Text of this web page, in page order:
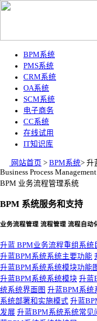
BPM系统
PMS系统
CRM系统
OA系统
SCM系统
电子商务
CC系统
在线试用
IT知识库
网站首页 > BPM系统> 升
Business Process Management
BPM 业务流程管理系统
BPM 系统服务和支持
业务流程管理 流程管理 流程自动
升蓝 BPM业务流程重组系统
升蓝BPM系统系统主要功能
升蓝BPM系统系统模块功能
升蓝BPM系统系统模块 升蓝
统系统界面图 升蓝BPM系统
系统部署和实施模式 升蓝
发展 升蓝BPM系统系统常见